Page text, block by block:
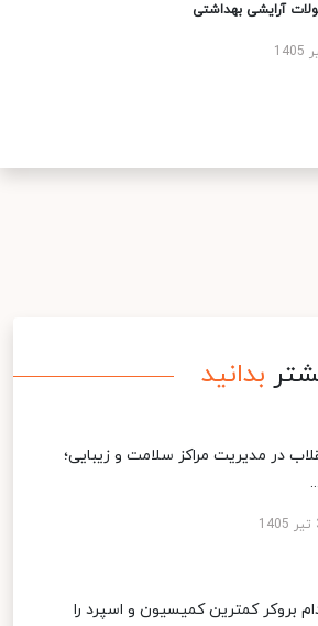
آرایشی بهداشتی
بدانید
در مدیریت مراکز سلامت و زیبایی؛
بروکر کمترین کمیسیون و اسپرد را